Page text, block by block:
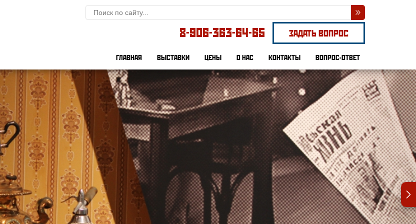
ЗАДАТЬ ВОПРОС
8-906-363-64-65
ГЛАВНАЯ ВЫСТАВКИ ЦЕНЫ О НАС КОНТАКТЫ ВОПРОС-ОТВЕТ